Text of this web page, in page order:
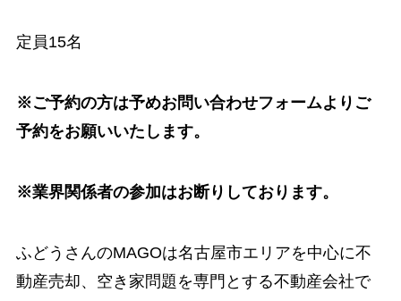
定員15名
※ご予約の方は予めお問い合わせフォームよりご
予約をお願いいたします。
※業界関係者の参加はお断りしております。
ふどうさんのMAGOは名古屋市エリアを中心に不
動産売却、空き家問題を専門とする不動産会社で